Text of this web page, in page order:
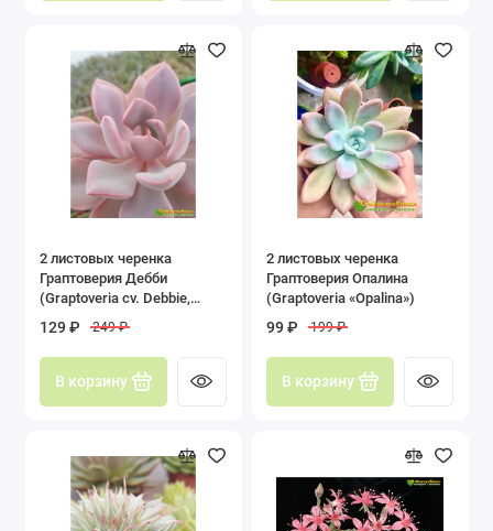
2 листовых черенка
Граптоверия Дебби
(Graptoveria cv. Debbie,
129 ₽ 249 ₽
В корзину
2 листовых черенка
Граптоверия Опалина
(Graptoveria «Opalina»)
99 ₽ 199 ₽
В корзину